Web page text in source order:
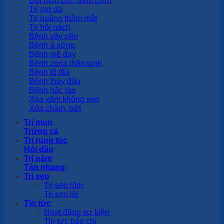
Đốt mụn cóc, mụn cơm
Trị rạn da
Trị quầng thâm mắt
Trị hôi nách
Bệnh vảy nến
Bệnh á sừng
Bệnh mề đay
Bệnh zona thần kinh
Bệnh tổ đỉa
Bệnh thủy đậu
Bệnh hắc lào
Xóa xăm không sẹo
Xóa chàm, bớt
Trị mụn
Trứng cá
Trị rụng tóc
Hói đầu
Trị nám
Tàn nhang
Trị sẹo
Trị sẹo lõm
Trị sẹo lồi
Tin tức